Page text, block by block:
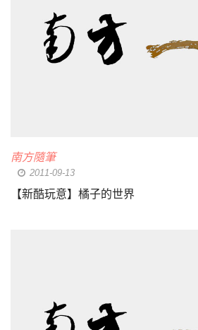
南方隨筆
2011-09-13
【新酷玩意】橘子的世界